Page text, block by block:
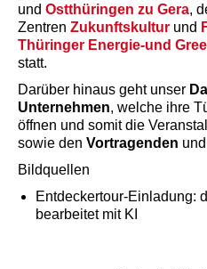
und Ostthüringen zu Gera,
Zentren Zukunftskultur und
Thüringer Energie-und
statt.
Darüber hinaus geht unser
Unternehmen, welche ihre
öffnen und somit die
sowie den Vortragenden
Bildquellen
Entdeckertour-Einladung:
bearbeitet mit KI